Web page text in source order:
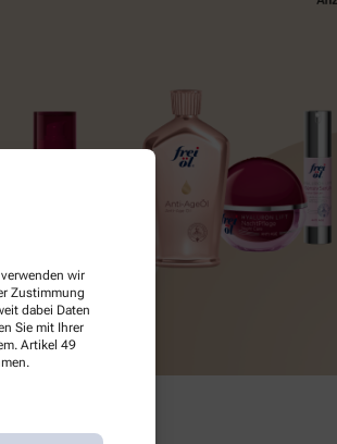
wir
Zustimmung
dabei Daten
Sie mit Ihrer
Artikel 49